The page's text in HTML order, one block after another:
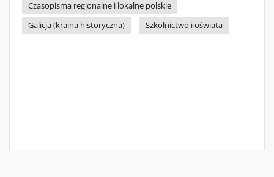
Czasopisma regionalne i lokalne polskie
Galicja (kraina historyczna)
Szkolnictwo i oświata